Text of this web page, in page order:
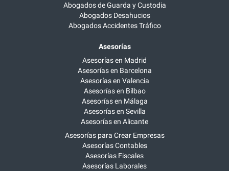
Abogados de Guarda y Custodia
Abogados Desahucios
Abogados Accidentes Tráfico
Asesorías
Asesorías en Madrid
Asesorías en Barcelona
Asesorías en Valencia
Asesorías en Bilbao
Asesorías en Málaga
Asesorías en Sevilla
Asesorías en Alicante
Asesorías para Crear Empresas
Asesorías Contables
Asesorías Fiscales
Asesorías Laborales